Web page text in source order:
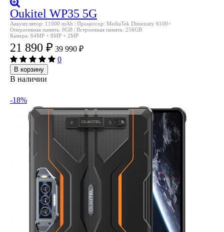
Oukitel WP35 5G
Аккумулятор: 11000 mAh | Процессор: MediaTek Dimensity 6100+
Оперативная память: 8GB | Встроенная память: 256GB
Камера: 64MP + 8MP + 2MP
21 890 ₽ 39 990 ₽
0
В корзину
В наличии
-18%